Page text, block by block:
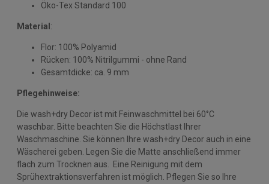
Öko-Tex Standard 100
Material :
Flor: 100% Polyamid
Rücken: 100% Nitrilgummi - ohne Rand
Gesamtdicke: ca. 9 mm
Pflegehinweise:
Die wash+dry Decor ist mit Feinwaschmittel bei 60°C
waschbar. Bitte beachten Sie die Höchstlast Ihrer
Waschmaschine. Sie können Ihre wash+dry Decor auch in eine
Wäscherei geben. Legen Sie die Matte anschließend immer
flach zum Trocknen aus. Eine Reinigung mit dem
Sprühextraktionsverfahren ist möglich. Pflegen Sie so Ihre